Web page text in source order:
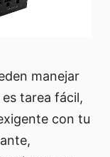
manejar
tarea fácil,
con tu